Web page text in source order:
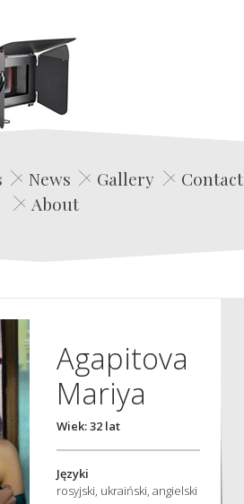
Edwin Film Agencja Aktorska
News Gallery
Contact
About
Agapitova
Mariya
Wiek: 32 lat
Języki
rosyjski, ukraiński, angielski